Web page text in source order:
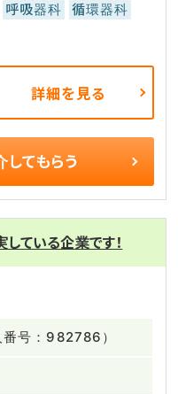
呼吸器科
循環器科
詳細を見る
してもらう
ている企業です！
号：982786）